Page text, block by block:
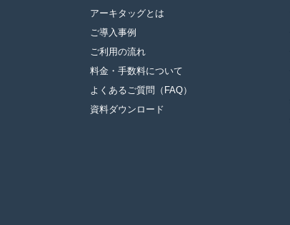
アーキタッグとは
ご導入事例
ご利用の流れ
料金・手数料について
よくあるご質問（FAQ）
資料ダウンロード